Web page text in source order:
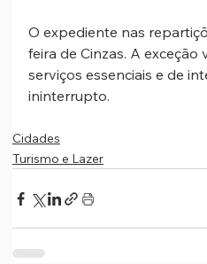
O expediente nas
feira de Cinzas. A
serviços essenciais e de
ininterrupto.
Cidades
Turismo e Lazer